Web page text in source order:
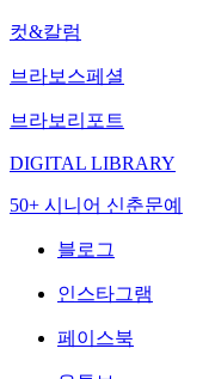
컷&칼럼
브라보스페셜
브라보리포트
DIGITAL LIBRARY
50+ 시니어 신춘문예
블로그
인스타그램
페이스북